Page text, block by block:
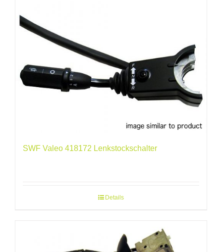
SWF Valeo 418172 Lenkstockschalter
Details